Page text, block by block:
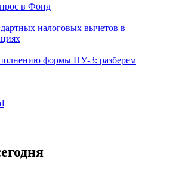
в Фонд
налоговых вычетов в
формы ПУ-3: разберем